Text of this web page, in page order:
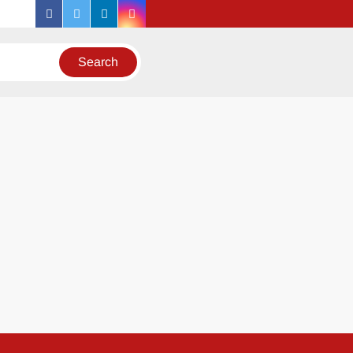
facebook
twitterlinkedininstagram